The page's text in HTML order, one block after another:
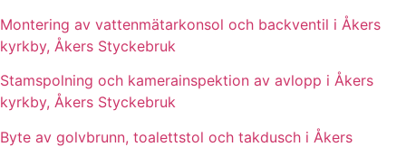
Montering av vattenmätarkonsol och backventil i Åkers
kyrkby, Åkers Styckebruk
Stamspolning och kamerainspektion av avlopp i Åkers
kyrkby, Åkers Styckebruk
Byte av golvbrunn, toalettstol och takdusch i Åkers